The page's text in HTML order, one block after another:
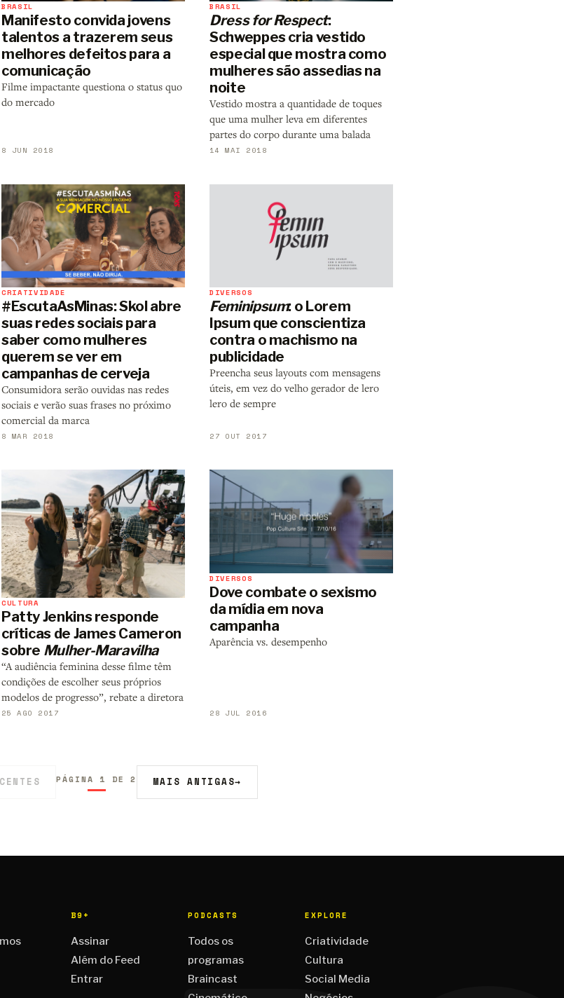
BRASIL
Manifesto convida jovens
talentos a trazerem seus
melhores defeitos para a
comunicação
Filme impactante questiona o status quo
do mercado
8 JUN 2018
BRASIL
Dress for Respect:
Schweppes cria vestido
especial que mostra como
mulheres são assedias na
noite
Vestido mostra a quantidade de toques
que uma mulher leva em diferentes
partes do corpo durante uma balada
14 MAI 2018
CRIATIVIDADE
#EscutaAsMinas: Skol abre
suas redes sociais para
saber como mulheres
querem se ver em
campanhas de cerveja
Consumidora serão ouvidas nas redes
sociais e verão suas frases no próximo
comercial da marca
8 MAR 2018
DIVERSOS
Feminipsum: o Lorem
Ipsum que conscientiza
contra o machismo na
publicidade
Preencha seus layouts com mensagens
úteis, em vez do velho gerador de lero
lero de sempre
27 OUT 2017
CULTURA
Patty Jenkins responde
críticas de James Cameron
sobre Mulher-Maravilha
“A audiência feminina desse filme têm
condições de escolher seus próprios
modelos de progresso”, rebate a diretora
25 AGO 2017
DIVERSOS
Dove combate o sexismo
da mídia em nova
campanha
Aparência vs. desempenho
28 JUL 2016
PÁGINA 1 DE 2 MAIS ANTIGAS→
B9+
Assinar
Além do Feed
Entrar
PODCASTS
Todos os
programas
Braincast
EXPLORE
Criatividade
Cultura
Social Media